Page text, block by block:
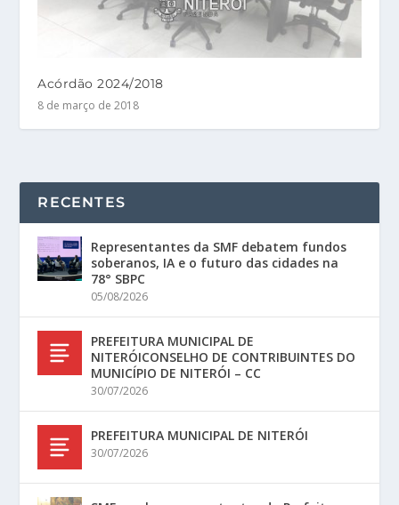
Acórdão 2024/2018
8 de março de 2018
RECENTES
Representantes da SMF debatem fundos
soberanos, IA e o futuro das cidades na
78° SBPC
05/08/2026
PREFEITURA MUNICIPAL DE
NITERÓICONSELHO DE CONTRIBUINTES DO
MUNICÍPIO DE NITERÓI – CC
30/07/2026
PREFEITURA MUNICIPAL DE NITERÓI
30/07/2026